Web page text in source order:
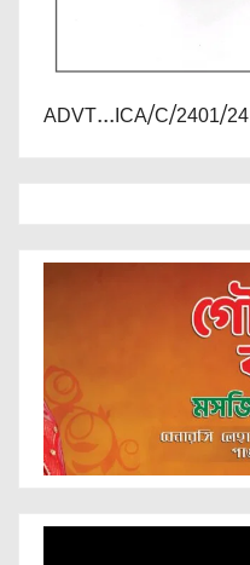
ADVT...ICA/C/2401/24